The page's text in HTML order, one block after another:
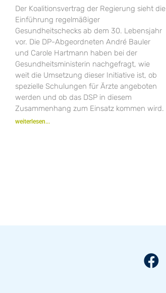
Der Koalitionsvertrag der Regierung sieht die
Einführung regelmäßiger
Gesundheitschecks ab dem 30. Lebensjahr
vor. Die DP-Abgeordneten André Bauler
und Carole Hartmann haben bei der
Gesundheitsministerin nachgefragt, wie
weit die Umsetzung dieser Initiative ist, ob
spezielle Schulungen für Ärzte angeboten
werden und ob das DSP in diesem
Zusammenhang zum Einsatz kommen wird.
weiterlesen...